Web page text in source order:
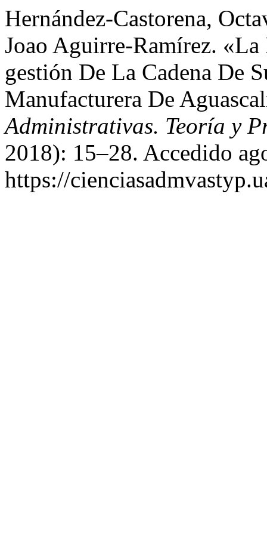
Hernández-Castorena,
Joao Aguirre-Ramírez.
gestión De La Cadena De
Manufacturera De
Administrativas. Teoría y
2018): 15–28. Accedido
https://